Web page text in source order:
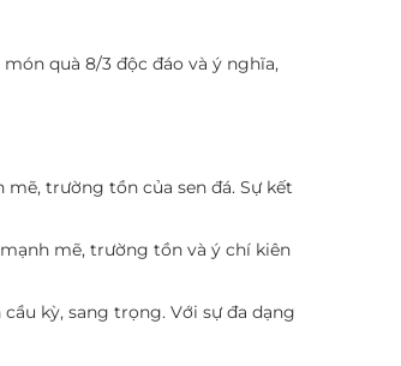
quà 8/3 độc đáo và ý nghĩa,
mẽ, trường tồn của sen đá. Sự kết
mẽ, trường tồn và ý chí kiên
kỳ, sang trọng. Với sự đa dạng